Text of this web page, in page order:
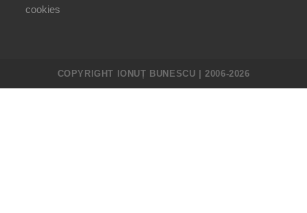
cookies
COPYRIGHT IONUȚ BUNESCU | 2006-2026